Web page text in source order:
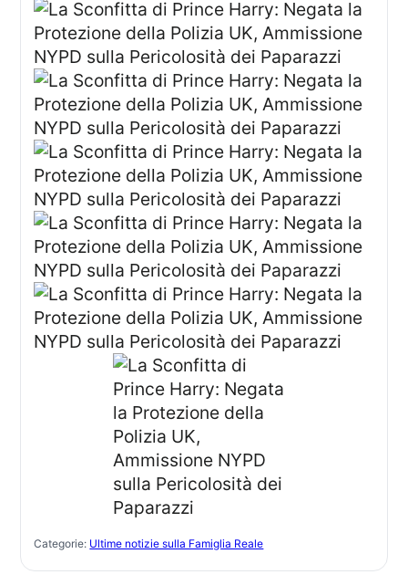
Categorie: Ultime notizie sulla Famiglia Reale